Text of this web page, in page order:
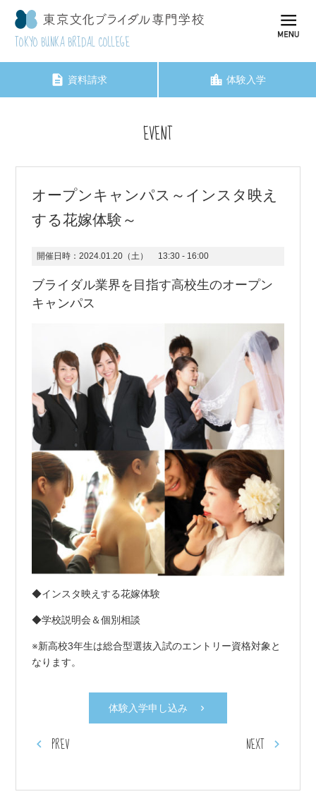
TOKYO BUNKA BRIDAL COLLEGE
資料請求 体験入学
EVENT
オープンキャンパス～インスタ映え
する花嫁体験～
開催日時： 2024.01.20（土） 13:30 - 16:00
ブライダル業界を目指す高校生のオープン
キャンパス
◆インスタ映えする花嫁体験
◆学校説明会＆個別相談
※新高校3年生は総合型選抜入試のエントリー資格対象と
なります。
体験入学申し込み
PREV NEXT